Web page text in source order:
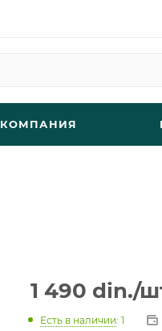
КОМПАНИЯ
1 490 din./
Есть в наличии: 1